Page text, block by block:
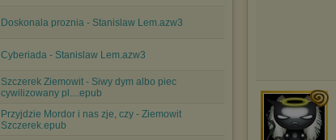
Doskonala proznia - Stanislaw Lem.azw3
Cyberiada - Stanislaw Lem.azw3
Szczerek Ziemowit - Siwy dym albo piec
cywilizowany pl....epub
Przyjdzie Mordor i nas zje, czy - Ziemowit
Szczerek.epub